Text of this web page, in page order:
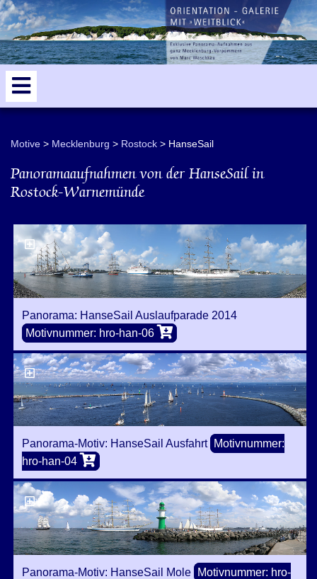
Motive Mecklenburg Rostock HanseSail
Panoramaaufnahmen von der HanseSail in
Rostock-Warnemünde
Panorama: HanseSail Auslaufparade 2014
Motivnummer: hro-han-06
Panorama-Motiv: HanseSail Ausfahrt Motivnummer:
hro-han-04
Panorama-Motiv: HanseSail Mole
Motivnummer: hro-